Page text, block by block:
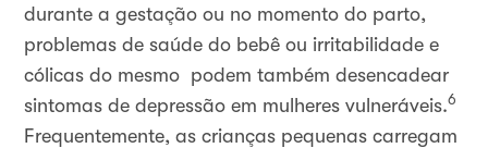
durante a gestação ou no momento do parto,
problemas de saúde do bebê ou irritabilidade e
cólicas do mesmo podem também desencadear
sintomas de depressão em mulheres vulneráveis.6
Frequentemente, as crianças pequenas carregam